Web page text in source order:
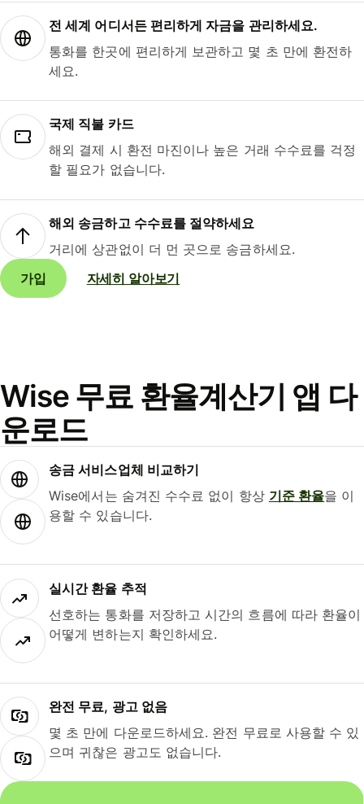
전 세계 어디서든 편리하게 자금을 관리하세요.
통화를 한곳에 편리하게 보관하고 몇 초 만에 환전하
세요.
국제 직불 카드
해외 결제 시 환전 마진이나 높은 거래 수수료를 걱정
할 필요가 없습니다.
해외 송금하고 수수료를 절약하세요
거리에 상관없이 더 먼 곳으로 송금하세요.
가입
자세히 알아보기
Wise 무료 환율계산기 앱 다
운로드
송금 서비스업체 비교하기
Wise에서는 숨겨진 수수료 없이 항상 기준 환율을 이
용할 수 있습니다.
실시간 환율 추적
선호하는 통화를 저장하고 시간의 흐름에 따라 환율이
어떻게 변하는지 확인하세요.
완전 무료, 광고 없음
몇 초 만에 다운로드하세요. 완전 무료로 사용할 수 있
으며 귀찮은 광고도 없습니다.